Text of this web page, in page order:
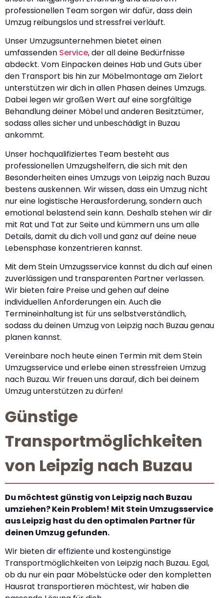
professionellen Team sorgen wir dafür, dass dein
Umzug reibungslos und stressfrei verläuft.
Unser Umzugsunternehmen bietet einen
umfassenden Service, der all deine Bedürfnisse
abdeckt. Vom Einpacken deines Hab und Guts über
den Transport bis hin zur Möbelmontage am Zielort
unterstützen wir dich in allen Phasen deines Umzugs.
Dabei legen wir großen Wert auf eine sorgfältige
Behandlung deiner Möbel und anderen Besitztümer,
sodass alles sicher und unbeschädigt in Buzau
ankommt.
Unser hochqualifiziertes Team besteht aus
professionellen Umzugshelfern, die sich mit den
Besonderheiten eines Umzugs von Leipzig nach Buzau
bestens auskennen. Wir wissen, dass ein Umzug nicht
nur eine logistische Herausforderung, sondern auch
emotional belastend sein kann. Deshalb stehen wir dir
mit Rat und Tat zur Seite und kümmern uns um alle
Details, damit du dich voll und ganz auf deine neue
Lebensphase konzentrieren kannst.
Mit dem Stein Umzugsservice kannst du dich auf einen
zuverlässigen und transparenten Partner verlassen.
Wir bieten faire Preise und gehen auf deine
individuellen Anforderungen ein. Auch die
Termineinhaltung ist für uns selbstverständlich,
sodass du deinen Umzug von Leipzig nach Buzau genau
planen kannst.
Vereinbare noch heute einen Termin mit dem Stein
Umzugsservice und erlebe einen stressfreien Umzug
nach Buzau. Wir freuen uns darauf, dich bei deinem
Umzug unterstützen zu dürfen!
Günstige
Transportmöglichkeiten
von Leipzig nach Buzau
Du möchtest günstig von Leipzig nach Buzau
umziehen? Kein Problem! Mit Stein Umzugsservice
aus Leipzig hast du den optimalen Partner für
deinen Umzug gefunden.
Wir bieten dir effiziente und kostengünstige
Transportmöglichkeiten von Leipzig nach Buzau. Egal,
ob du nur ein paar Möbelstücke oder den kompletten
Hausrat transportieren möchtest, wir haben die